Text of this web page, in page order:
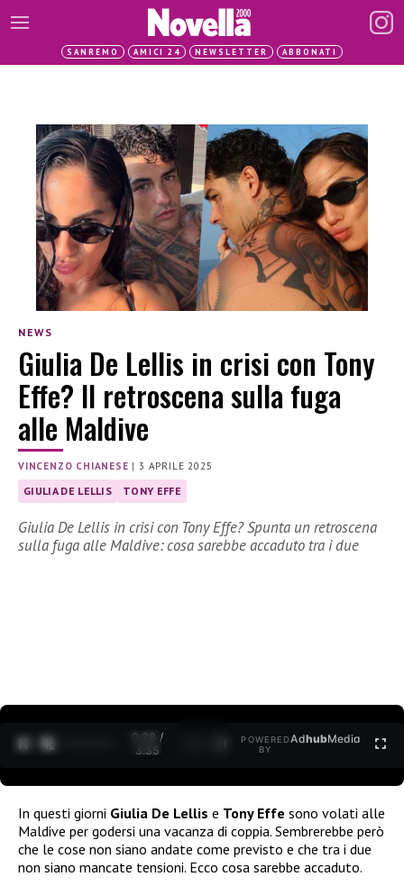
SANREMO AMICI 24 NEWSLETTER ABBONATI
NEWS
Giulia De Lellis in crisi con Tony
Effe? Il retroscena sulla fuga
alle Maldive
VINCENZO CHIANESE |3 APRILE 2025
GIULIA DE LELLIS TONY EFFE
Giulia De Lellis in crisi con Tony Effe? Spunta un retroscena
sulla fuga alle Maldive: cosa sarebbe accaduto tra i due
0:30 /
3:35
POWERED
BY
AdhubMedia
In questi giorni Giulia De Lellis e Tony Effe sono volati alle
Maldive per godersi una vacanza di coppia. Sembrerebbe però
che le cose non siano andate come previsto e che tra i due
non siano mancate tensioni. Ecco cosa sarebbe accaduto.